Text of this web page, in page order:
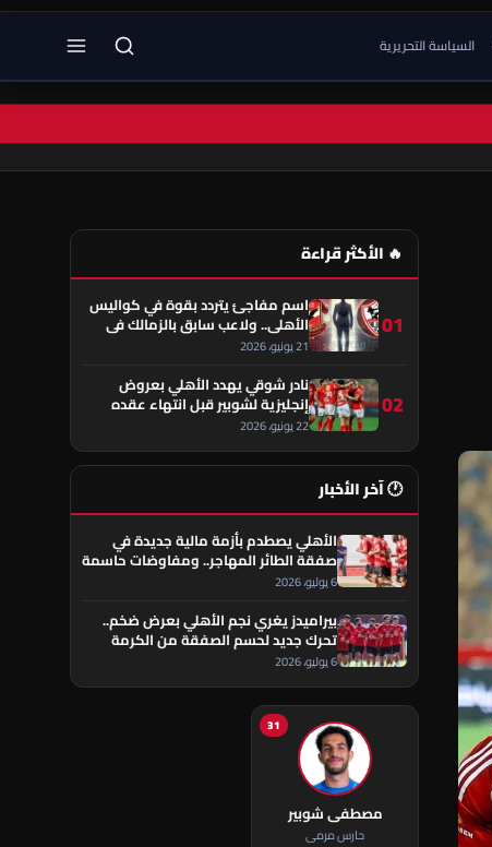
السياسة التحريرية
🔥 الأكثر قراءة
01
اسم مفاجئ يتردد بقوة في كواليس
الأهلي.. ولاعب سابق بالزمالك في
قلب الحكاية!
21 يونيو، 2026
02
نادر شوقي يهدد الأهلي بعروض
إنجليزية لشوبير قبل انتهاء عقده
22 يونيو، 2026
🕐 آخر الأخبار
الأهلي يصطدم بأزمة مالية جديدة في
صفقة الطائر المهاجر.. ومفاوضات حاسمة
تقترب من الحسم
6 يوليو، 2026
بيراميدز يغري نجم الأهلي بعرض ضخم..
تحرك جديد لحسم الصفقة من الكرمة
العراقي
6 يوليو، 2026
31
مصطفى شوبير
حارس مرمى